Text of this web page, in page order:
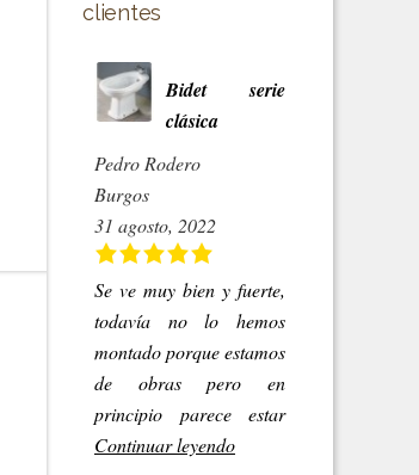
clientes
Bidet serie
clásica
Pedro Rodero
Burgos
31 agosto, 2022
Se ve muy bien y fuerte,
todavía no lo hemos
montado porque estamos
de obras pero en
principio parece estar
Continuar leyendo